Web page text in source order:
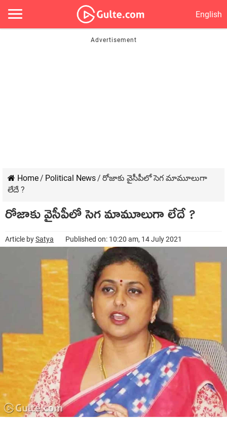
English
Home/ Political News/ రోజాకు వైసీపీలో సెగ మామూలుగా
లేదే ?
రోజాకు వైసీపీలో సెగ మామూలుగా లేదే ?
Article bySatya Published on: 10:20 am, 14 July 2021